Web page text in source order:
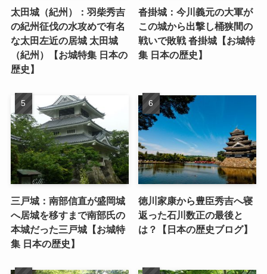
太田城（紀州）：羽柴秀吉
の紀州征伐の水攻めで有名
な太田左近の居城 太田城
（紀州）【お城特集 日本の
歴史】
沓掛城：今川義元の大軍が
この城から出撃し桶狭間の
戦いで敗戦 沓掛城【お城特
集 日本の歴史】
三戸城：南部信直が盛岡城
へ居城を移すまで南部氏の
本城だった三戸城【お城特
集 日本の歴史】
徳川家康から豊臣秀吉へ寝
返った石川数正の最後と
は？【日本の歴史ブログ】